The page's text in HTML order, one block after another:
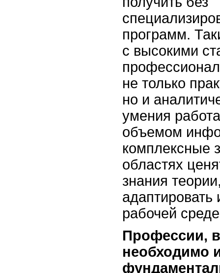
программ.
с высокими
не только
но и
умения
объемом
комплексные
областях
знания
адаптировать
рабочей
Профессии,
необходимо